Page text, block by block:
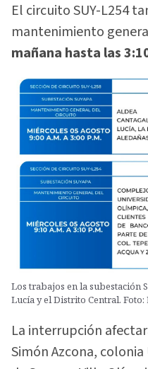
El circuito SUY-L254
mantenimiento
mañana hasta las
Los trabajos en la subestación
Lucía y el Distrito Central. Foto:
La interrupción
Simón Azcona,